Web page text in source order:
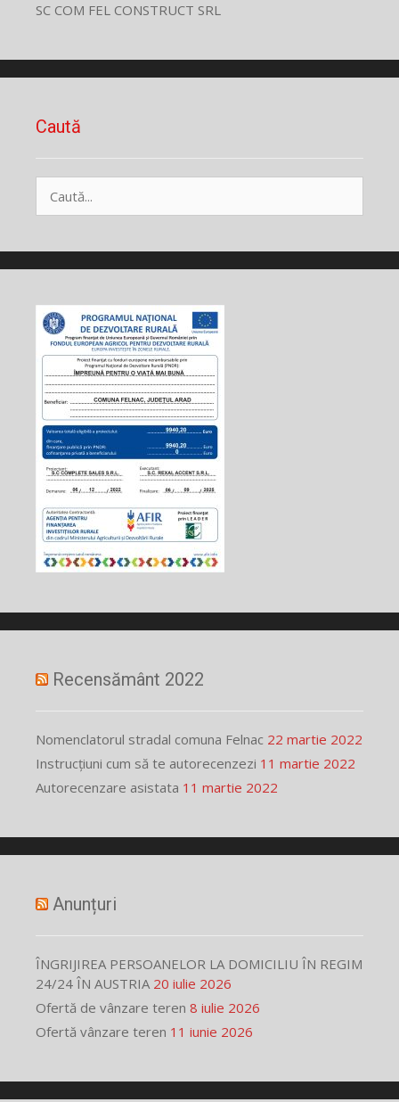
SC COM FEL CONSTRUCT SRL
Caută
după:
Recensământ 2022
Nomenclatorul stradal comuna Felnac 22 martie 2022
Instrucțiuni cum să te autorecenzezi 11 martie 2022
Autorecenzare asistata 11 martie 2022
Anunțuri
ÎNGRIJIREA PERSOANELOR LA DOMICILIU ÎN REGIM
24/24 ÎN AUSTRIA 20 iulie 2026
Ofertă de vânzare teren 8 iulie 2026
Ofertă vânzare teren 11 iunie 2026